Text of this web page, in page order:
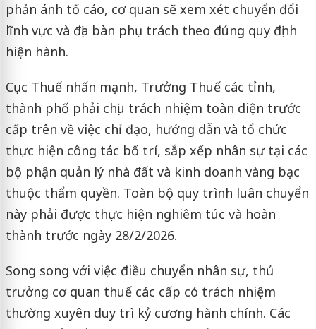
phản ánh tố cáo, cơ quan sẽ xem xét chuyển đổi
lĩnh vực và địa bàn phụ trách theo đúng quy định
hiện hành.
Cục Thuế nhấn mạnh, Trưởng Thuế các tỉnh,
thành phố phải chịu trách nhiệm toàn diện trước
cấp trên về việc chỉ đạo, hướng dẫn và tổ chức
thực hiện công tác bố trí, sắp xếp nhân sự tại các
bộ phận quản lý nhà đất và kinh doanh vàng bạc
thuộc thẩm quyền. Toàn bộ quy trình luân chuyển
này phải được thực hiện nghiêm túc và hoàn
thành trước ngày 28/2/2026.
Song song với việc điều chuyển nhân sự, thủ
trưởng cơ quan thuế các cấp có trách nhiệm
thường xuyên duy trì kỷ cương hành chính. Các